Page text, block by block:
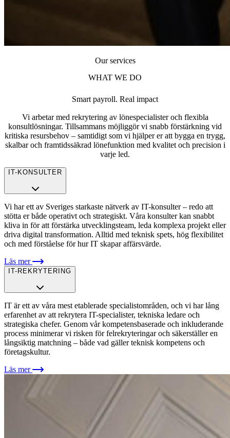
Our services
WHAT WE DO
Smart payroll. Real impact
Vi arbetar med rekrytering av lönespecialister och flexibla
konsultlösningar. Tillsammans möjliggör vi snabb förstärkning vid
kritiska resursbehov – samtidigt som vi hjälper er att bygga en trygg,
skalbar och framtidssäkrad lönefunktion med kvalitet och precision i
varje led.
IT-KONSULTER
Vi har ett av Sveriges starkaste nätverk av IT-konsulter – redo att
stötta er både operativt och strategiskt. Våra konsulter kan snabbt
kliva in för att förstärka utvecklingsteam, leda komplexa projekt eller
driva digital transformation. Alltid med teknisk spets, hög flexibilitet
och med förståelse för hur IT skapar affärsvärde.
Läs mer
IT-REKRYTERING
IT är ett av våra mest etablerade specialistområden, och vi har lång
erfarenhet av att rekrytera IT-specialister, tekniska ledare och
strategiska chefer. Genom vår kompetensbaserade och inkluderande
process minimerar vi risken för felrekryteringar och säkerställer en
långsiktig matchning – både vad gäller teknisk kompetens och
företagskultur.
Läs mer